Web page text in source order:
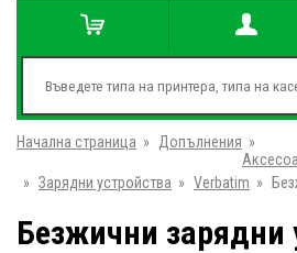
Начална страница » Допълнения »
» Зарядни устройства » Verbatim »
Безжични зарядни